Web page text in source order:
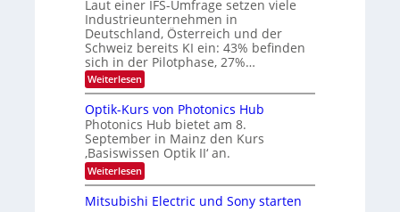
r
k
e
s
W
a
c
h
s
t
u
m
i
m
e
s
W
E
-
H
e
r
a
e
u
s
-
S
e
m
i
a
Laut einer IFS-Umfrage setzen viele
Industrieunternehmen in
Deutschland, Österreich und der
Schweiz bereits KI ein: 43% befinden
sich in der Pilotphase, 27%…
Weiterlesen:
K
-
E
i
n
s
a
t
z
Optik-Kurs von Photonics Hub
Photonics Hub bietet am 8.
September in Mainz den Kurs
‚Basiswissen Optik II‘ an.
Weiterlesen:
O
p
t
Mitsubishi Electric und Sony starten